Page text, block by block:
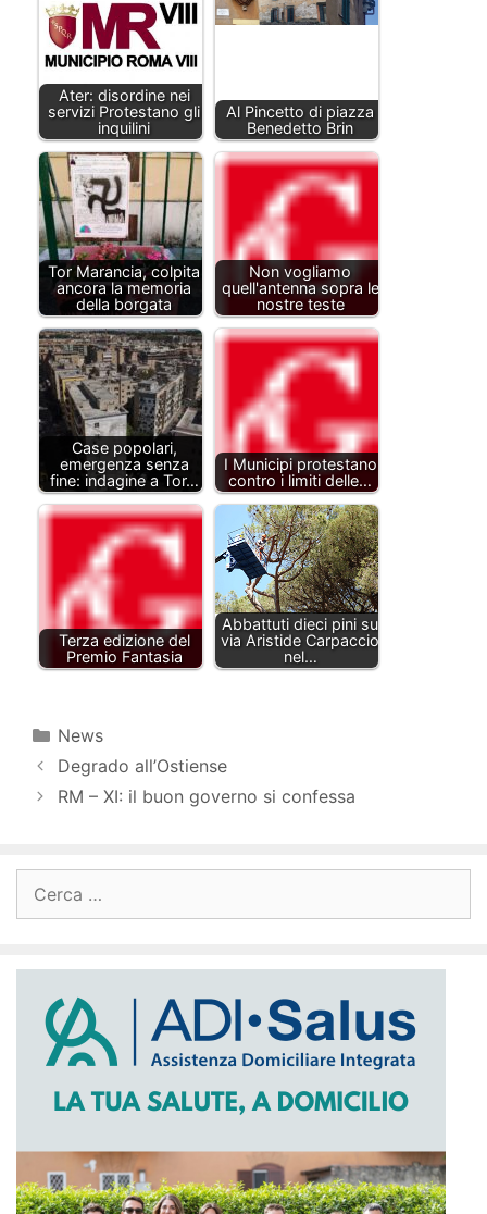
Ater: disordine nei
servizi Protestano gli
inquilini
Al Pincetto di piazza
Benedetto Brin
Tor Marancia, colpita
ancora la memoria
della borgata
Non vogliamo
quell'antenna sopra le
nostre teste
Case popolari,
emergenza senza
fine: indagine a Tor…
I Municipi protestano
contro i limiti delle…
Terza edizione del
Premio Fantasia
Abbattuti dieci pini su
via Aristide Carpaccio
nel…
Categorie
News
Degrado all’Ostiense
RM – XI: il buon governo si confessa
per: